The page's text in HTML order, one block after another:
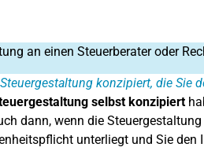
an einen Steuerberater oder
konzipiert, die Sie
selbst konzipiert
dann, wenn die
unterliegt und Sie